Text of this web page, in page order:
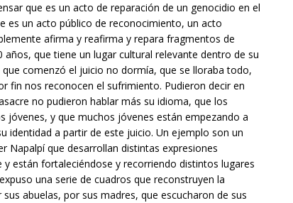
que es un acto de reparación de un genocidio en el
es un acto público de reconocimiento, un acto
afirma y reafirma y repara fragmentos de
que tiene un lugar cultural relevante dentro de su
comenzó el juicio no dormía, que se lloraba todo,
fin nos reconocen el sufrimiento. Pudieron decir en
no pudieron hablar más su idioma, que los
y que muchos jóvenes están empezando a
identidad a partir de este juicio. Un ejemplo son un
Napalpí que desarrollan distintas expresiones
están fortaleciéndose y recorriendo distintos lugares
una serie de cuadros que reconstruyen la
abuelas, por sus madres, que escucharon de sus